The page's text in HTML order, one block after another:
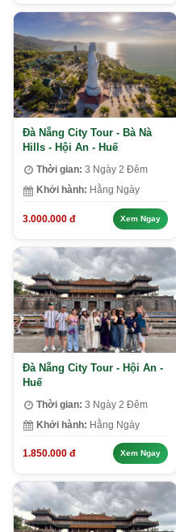
Đà Nẵng City Tour - Bà Nà
Hills - Hội An - Huế
Thời gian: 3 Ngày 2 Đêm
Khởi hành: Hằng Ngày
3.000.000 đ Xem Ngay
Đà Nẵng City Tour - Hội An -
Huế
Thời gian: 3 Ngày 2 Đêm
Khởi hành: Hằng Ngày
1.850.000 đ Xem Ngay